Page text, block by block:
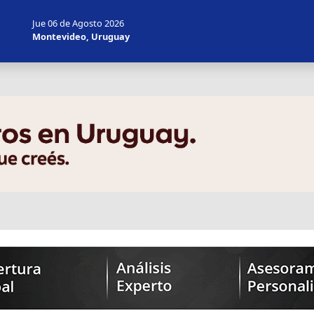
Jue 06 de Agosto 2026
Montevideo, Uruguay